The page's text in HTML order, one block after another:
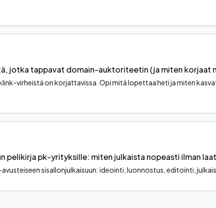
jotka tappavat domain-auktoriteetin (ja miten korjaat
virheistä on korjattavissa. Opi mitä lopettaa heti ja miten
pelikirja pk-yrityksille: miten julkaista nopeasti ilman
avusteiseen sisallonjulkaisuun: ideointi, luonnostus, editointi,